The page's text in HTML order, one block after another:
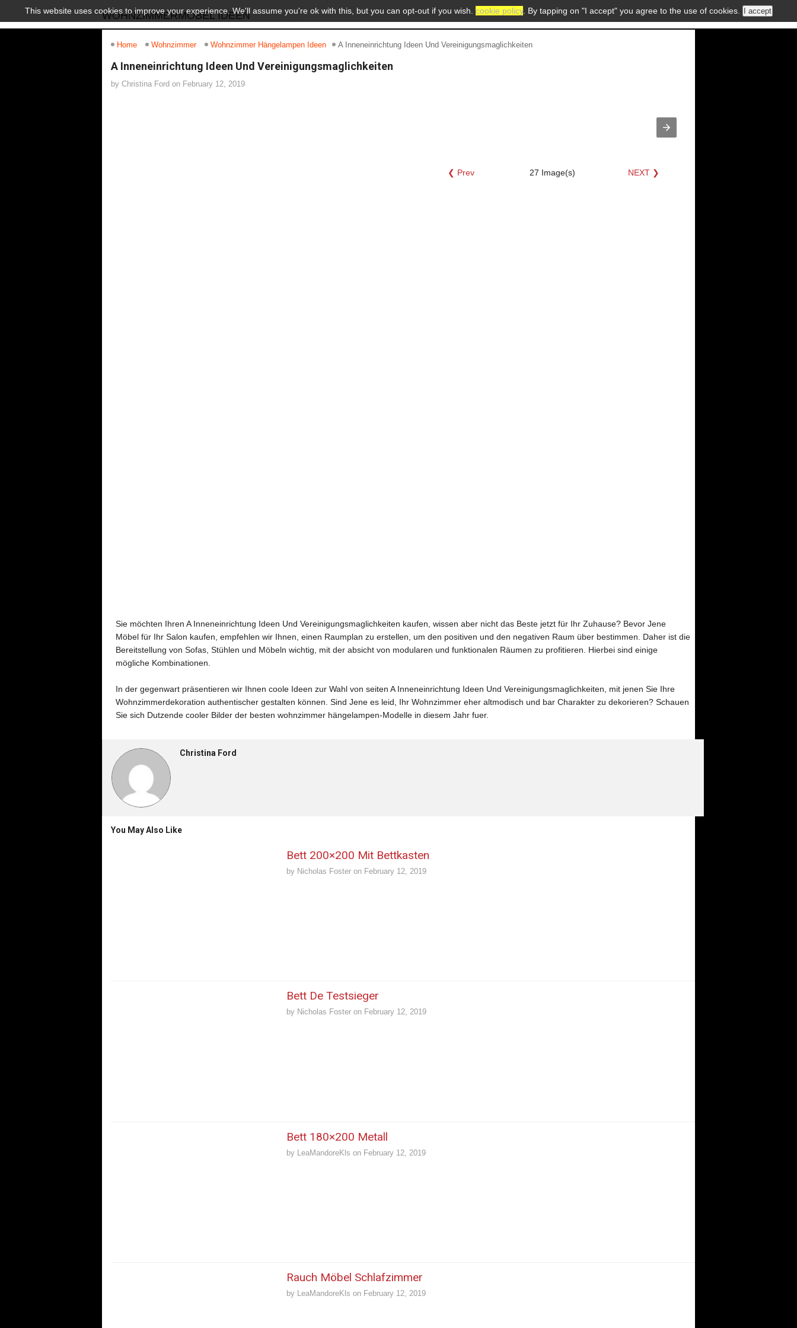
WOHNZIMMERMÖBEL IDEEN
Home Wohnzimmer Wohnzimmer Hängelampen Ideen A Inneneinrichtung Ideen Und Vereinigungsmaglichkeiten
A Inneneinrichtung Ideen Und Vereinigungsmaglichkeiten
by Christina Ford on February 12, 2019
❮ Prev 27 Image(s) NEXT ❯
Sie möchten Ihren A Inneneinrichtung Ideen Und Vereinigungsmaglichkeiten kaufen, wissen aber nicht das Beste jetzt für Ihr Zuhause? Bevor Jene
Möbel für Ihr Salon kaufen, empfehlen wir Ihnen, einen Raumplan zu erstellen, um den positiven und den negativen Raum über bestimmen. Daher ist die
Bereitstellung von Sofas, Stühlen und Möbeln wichtig, mit der absicht von modularen und funktionalen Räumen zu profitieren. Hierbei sind einige
mögliche Kombinationen.
In der gegenwart präsentieren wir Ihnen coole Ideen zur Wahl von seiten A Inneneinrichtung Ideen Und Vereinigungsmaglichkeiten, mit jenen Sie Ihre
Wohnzimmerdekoration authentischer gestalten können. Sind Jene es leid, Ihr Wohnzimmer eher altmodisch und bar Charakter zu dekorieren? Schauen
Sie sich Dutzende cooler Bilder der besten wohnzimmer hängelampen-Modelle in diesem Jahr fuer.
Christina Ford
You May Also Like
Bett 200×200 Mit Bettkasten
by Nicholas Foster on February 12, 2019
Bett De Testsieger
by Nicholas Foster on February 12, 2019
Bett 180×200 Metall
by LeaMandoreKls on February 12, 2019
Rauch Möbel Schlafzimmer
by LeaMandoreKls on February 12, 2019
This website uses cookies to improve your experience. We'll assume you're ok with this, but you can opt-out if you wish. cookie policy. By tapping on "I accept" you agree to the use of cookies. I accept